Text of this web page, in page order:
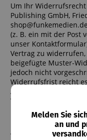
Um Ihr Widerrufsrecht
Publishing GmbH,
(z. B. ein mit der Post
unser
Vertrag zu
beigefügte Muster-
jedoch nicht
Widerrufsfrist reicht
Ausübung des
Widerrufsfrist
1.3.Folgen des
Wenn Sie diesen
Melden Sie
an und